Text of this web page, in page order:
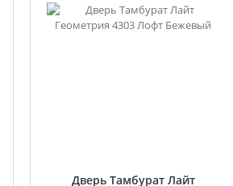
Дверь Тамбурат Лайт